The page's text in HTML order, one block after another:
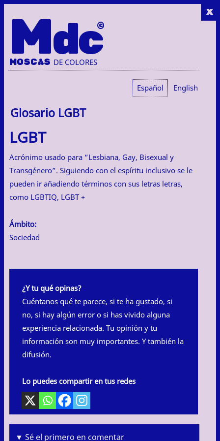
x
Mdc
MOSCAS DE COLORES
Español English
Glosario LGBT
LGBT
Acrónimo usado para “Lesbiana, Gay, Bisexual y
Transgénero”. Siguiendo con el espíritu inclusivo se le
pueden ir añadiendo términos con sus letras letras,
como LGBTIQ, LGBT +
Ámbito:
Sociedad
¿Y tu qué opinas?
Cuéntanos qué te parece, si te ha gustado, si
no, si hay algún error o si has vivido alguna
experiencia relacionada. Tu opinión y tu
información son muy importantes. Y también la
difusión.
Lo puedes compartir en tus redes
▼ Sé el primero en comentar